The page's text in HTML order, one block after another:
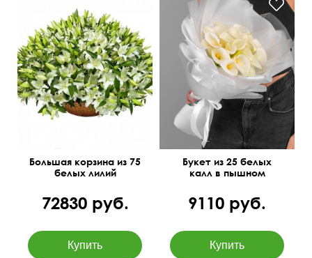
Большая корзина из 75
белых лилий
72830 руб.
Букет из 25 белых
калл в пышном
9110 руб.